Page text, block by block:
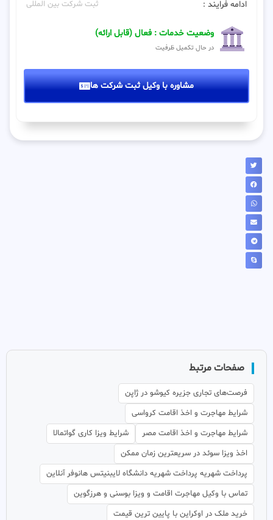
ادامه فرایند : ثبت شرکت بین المللی
وضعیت خدمات : فعال (قابل ارائه)
در حال تکمیل ظرفیت
مشاوره با وکیل ثبت شرکت ها
صفحات مرتبط
فرصت‌های تجاری جزیره کیوشو در ژاپن
شرایط مهاجرت و اخذ اقامت کرواسی
شرایط مهاجرت و اخذ اقامت مصر
شرایط ویزا کاری گواتمالا
اخذ ویزا سوئد در سریعترین زمان ممکن
پرداخت شهریه پرداخت شهریه دانشگاه لایبنیتس هانوفر آنلاین
تماس با وکیل مهاجرت اقامت و ویزا بوسنی و هرزگوین
خرید ملک در اوکراین با پایین ترین قیمت